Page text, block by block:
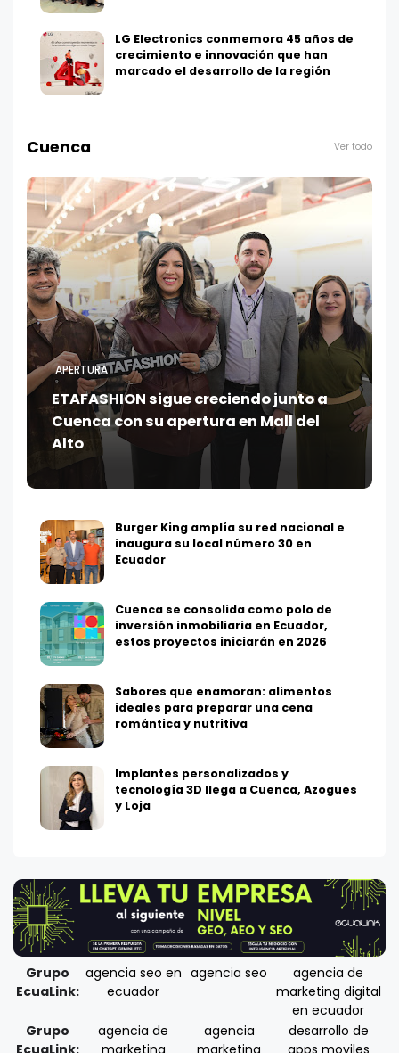
LG Electronics conmemora 45 años de
crecimiento e innovación que han
marcado el desarrollo de la región
Cuenca Ver todo
APERTURA
ETAFASHION sigue creciendo junto a
Cuenca con su apertura en Mall del
Alto
Burger King amplía su red nacional e
inaugura su local número 30 en
Ecuador
Cuenca se consolida como polo de
inversión inmobiliaria en Ecuador,
estos proyectos iniciarán en 2026
Sabores que enamoran: alimentos
ideales para preparar una cena
romántica y nutritiva
Implantes personalizados y
tecnología 3D llega a Cuenca, Azogues
y Loja
Grupo
EcuaLink:
agencia seo en
ecuador
agencia seo
agencia de
marketing digital
en ecuador
Grupo
EcuaLink:
agencia de
marketing
agencia
marketing
desarrollo de
apps moviles